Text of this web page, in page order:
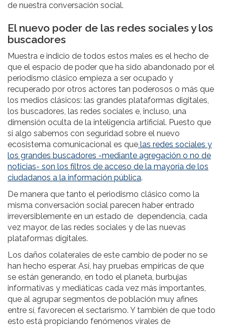
de nuestra conversación social.
El nuevo poder de las redes sociales y los
buscadores
Muestra e indicio de todos estos males es el hecho de
que el espacio de poder que ha sido abandonado por el
periodismo clásico empieza a ser ocupado y
recuperado por otros actores tan poderosos o más que
los medios clásicos: las grandes plataformas digitales,
los buscadores, las redes sociales e, incluso, una
dimensión oculta de la inteligencia artificial. Puesto que
si algo sabemos con seguridad sobre el nuevo
ecosistema comunicacional es que las redes sociales y
los grandes buscadores -mediante agregación o no de
noticias- son los filtros de acceso de la mayoría de los
ciudadanos a la información pública.
De manera que tanto el periodismo clásico como la
misma conversación social parecen haber entrado
irreversiblemente en un estado de dependencia, cada
vez mayor, de las redes sociales y de las nuevas
plataformas digitales.
Los daños colaterales de este cambio de poder no se
han hecho esperar. Así, hay pruebas empíricas de que
se están generando, en todo el planeta, burbujas
informativas y mediáticas cada vez más importantes,
que al agrupar segmentos de población muy afines
entre sí, favorecen el sectarismo. Y también de que todo
esto está propiciando fenómenos virales de